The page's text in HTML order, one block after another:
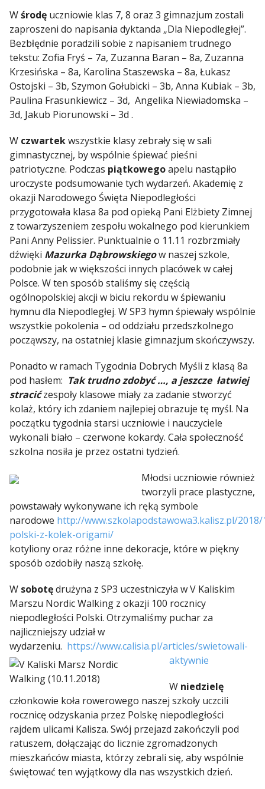
Wśrodę uczniowie klas 7, 8 oraz 3 gimnazjum zostali
zaproszeni do napisania dyktanda „Dla Niepodległej”.
Bezbłędnie poradzili sobie z napisaniem trudnego
tekstu: Zofia Fryś – 7a, Zuzanna Baran – 8a, Zuzanna
Krzesińska – 8a, Karolina Staszewska – 8a, Łukasz
Ostojski – 3b, Szymon Gołubicki – 3b, Anna Kubiak – 3b,
Paulina Frasunkiewicz – 3d, Angelika Niewiadomska –
3d, Jakub Piorunowski – 3d .
W czwartekwszystkie klasy zebrały się w sali
gimnastycznej, by wspólnie śpiewać pieśni
patriotyczne. Podczas piątkowegoapelu nastąpiło
uroczyste podsumowanie tych wydarzeń. Akademię z
okazji Narodowego Święta Niepodległości
przygotowała klasa 8a pod opieką Pani Elżbiety Zimnej
z towarzyszeniem zespołu wokalnego pod kierunkiem
Pani Anny Pelissier. Punktualnie o 11.11 rozbrzmiały
dźwięki Mazurka Dąbrowskiegow naszej szkole,
podobnie jak w większości innych placówek w całej
Polsce. W ten sposób staliśmy się częścią
ogólnopolskiej akcji w biciu rekordu w śpiewaniu
hymnu dla Niepodległej. W SP3 hymn śpiewały wspólnie
wszystkie pokolenia – od oddziału przedszkolnego
począwszy, na ostatniej klasie gimnazjum skończywszy.
Ponadto w ramach Tygodnia Dobrych Myśli z klasą 8a
pod hasłem: Tak trudno zdobyć …, a jeszcze łatwiej
stracićzespoły klasowe miały za zadanie stworzyć
kolaż, który ich zdaniem najlepiej obrazuje tę myśl. Na
początku tygodnia starsi uczniowie i nauczyciele
wykonali biało – czerwone kokardy. Cała społeczność
szkolna nosiła je przez ostatni tydzień.
Młodsi uczniowie również
tworzyli prace plastyczne,
powstawały wykonywane ich ręką symbole
narodowe http://www.szkolapodstawowa3.kalisz.pl/
polski-z-kolek-origami/
kotyliony oraz różne inne dekoracje, które w piękny
sposób ozdobiły naszą szkołę.
W sobotędrużyna z SP3 uczestniczyła w V Kaliskim
Marszu Nordic Walking z okazji 100 rocznicy
niepodległości Polski. Otrzymaliśmy puchar za
najliczniejszy udział w
wydarzeniu. https://www.calisia.pl/articles/swietowali-
aktywnie
W niedzielę
członkowie koła rowerowego naszej szkoły uczcili
rocznicę odzyskania przez Polskę niepodległości
rajdem ulicami Kalisza. Swój przejazd zakończyli pod
ratuszem, dołączając do licznie zgromadzonych
mieszkańców miasta, którzy zebrali się, aby wspólnie
świętować ten wyjątkowy dla nas wszystkich dzień.